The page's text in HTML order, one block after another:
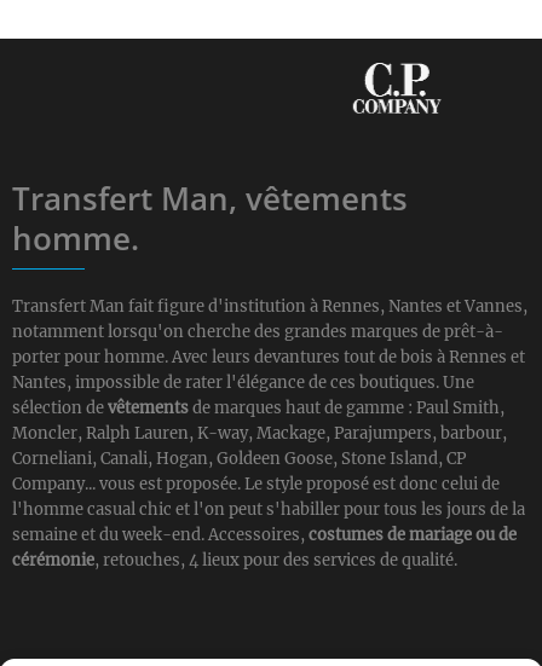
Transfert Man, vêtements
homme.
Transfert Man fait figure d'institution à Rennes, Nantes et Vannes,
notamment lorsqu'on cherche des grandes marques de prêt-à-
porter pour homme. Avec leurs devantures tout de bois à Rennes et
Nantes, impossible de rater l'élégance de ces boutiques. Une
sélection devêtementsde marques haut de gamme : Paul Smith,
Moncler, Ralph Lauren, K-way, Mackage, Parajumpers, barbour,
Corneliani, Canali, Hogan, Goldeen Goose, Stone Island, CP
Company... vous est proposée. Le style proposé est donc celui de
l'homme casual chic et l'on peut s'habiller pour tous les jours de la
semaine et du week-end. Accessoires, costumes de mariage ou de
cérémonie, retouches, 4 lieux pour des services de qualité.